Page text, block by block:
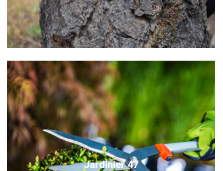
Jardinier 47